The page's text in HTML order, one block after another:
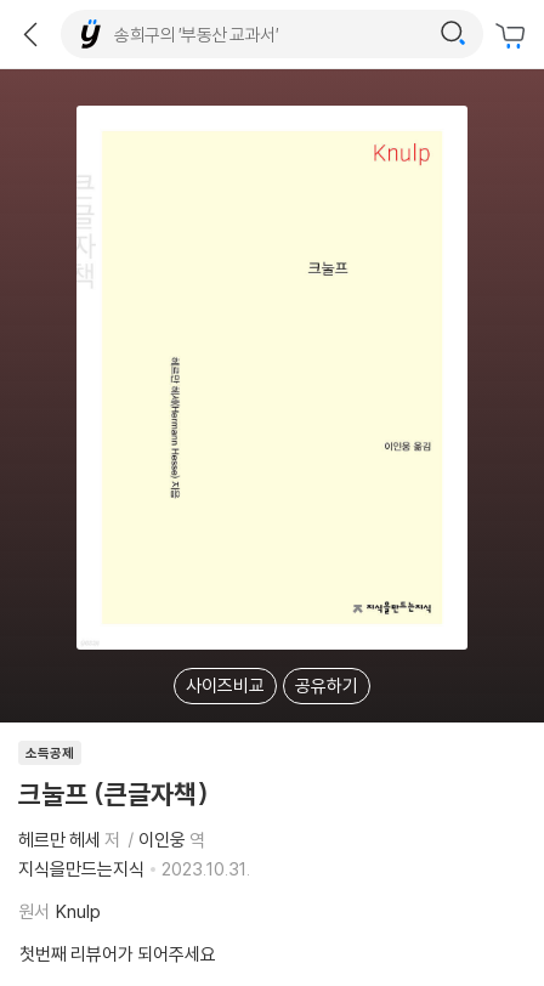
사이즈비교 공유하기
소득공제
크눌프 (큰글자책)
헤르만 헤세 저 이인웅 역
지식을만드는지식
2023.10.31.
원서 Knulp
첫번째 리뷰어가 되어주세요